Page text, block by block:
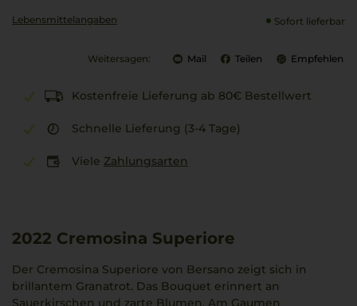
Lebensmittel­angaben Sofort lieferbar
Weitersagen: Mail Teilen Empfehlen
Kostenfreie Lieferung ab 80€ Bestellwert
Schnelle Lieferung (3-4 Tage)
Viele Zahlungsarten
2022 Cremosina Superiore
Der Cremosina Superiore von Bersano zeigt sich in
brillantem Granatrot. Das Bouquet erinnert an
Sauerkirschen und zarte Blumen. Am Gaumen